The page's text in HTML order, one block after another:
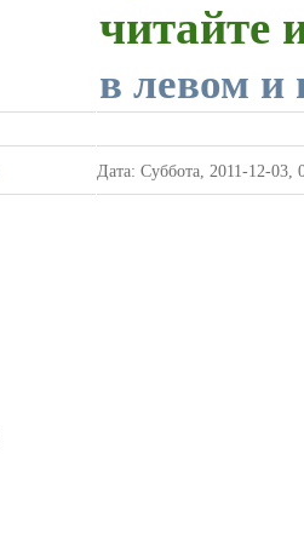
читайте
в левом и
Дата: Суббота, 2011-12-